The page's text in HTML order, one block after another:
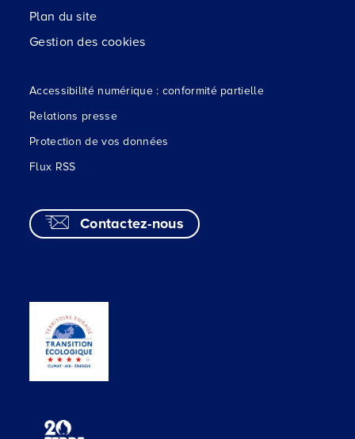
Plan du site
Gestion des cookies
Accessibilité numérique : conformité partielle
Relations presse
Protection de vos données
Flux RSS
Contactez-nous